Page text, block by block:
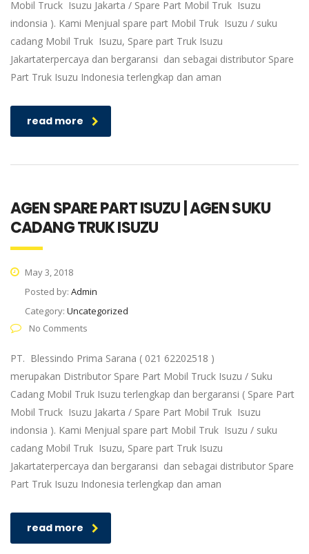
Mobil Truck Isuzu Jakarta / Spare Part Mobil Truk Isuzu
indonsia ). Kami Menjual spare part Mobil Truk Isuzu / suku
cadang Mobil Truk Isuzu, Spare part Truk Isuzu
Jakartaterpercaya dan bergaransi dan sebagai distributor Spare
Part Truk Isuzu Indonesia terlengkap dan aman
read more
AGEN SPARE PART ISUZU | AGEN SUKU
CADANG TRUK ISUZU
May 3, 2018
Posted by: Admin
Category: Uncategorized
No Comments
PT. Blessindo Prima Sarana ( 021 62202518 )
merupakan Distributor Spare Part Mobil Truck Isuzu / Suku
Cadang Mobil Truk Isuzu terlengkap dan bergaransi ( Spare Part
Mobil Truck Isuzu Jakarta / Spare Part Mobil Truk Isuzu
indonsia ). Kami Menjual spare part Mobil Truk Isuzu / suku
cadang Mobil Truk Isuzu, Spare part Truk Isuzu
Jakartaterpercaya dan bergaransi dan sebagai distributor Spare
Part Truk Isuzu Indonesia terlengkap dan aman
read more